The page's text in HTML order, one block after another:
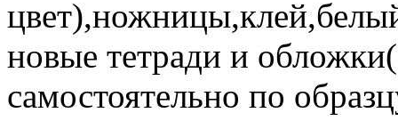
новые тетради и
самостоятельно по